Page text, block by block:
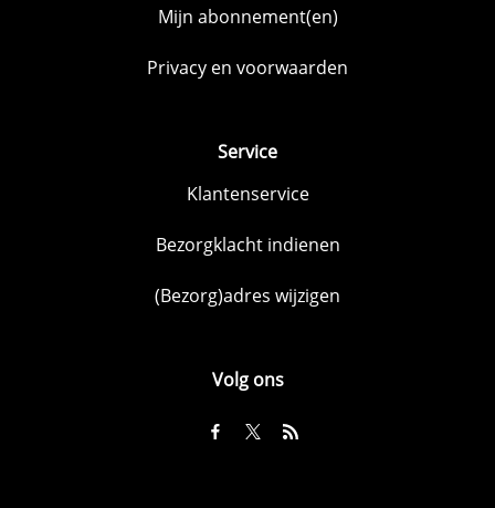
Mijn abonnement(en)
Privacy en voorwaarden
Service
Klantenservice
Bezorgklacht indienen
(Bezorg)adres wijzigen
Volg ons